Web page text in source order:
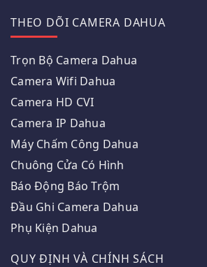
THEO DÕI CAMERA DAHUA
Trọn Bộ Camera Dahua
Camera Wifi Dahua
Camera HD CVI
Camera IP Dahua
Máy Chấm Công Dahua
Chuông Cửa Có Hình
Báo Động Báo Trộm
Đầu Ghi Camera Dahua
Phụ Kiện Dahua
QUY ĐỊNH VÀ CHÍNH SÁCH